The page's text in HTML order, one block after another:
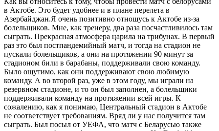
в Актобе. Это будет удобнее и в плане перелета в
Азербайджан.Я очень позитивно отношусь к Актобе из-за
болельщиков. Мне, как тренеру, два раза посчастливилось там
сыграть. Прекрасная атмосфера царила на трибунах. В первый
раз это был постпандемийный матч, и тогда на стадион не
пускали болельщиков, а они на протяжении 90 минут за
стадионом били в барабаны, поддерживали свою команду.
Было ощутимо, как они поддерживают свою любимую
команду. А во второй раз, уже в этом году, мы играли на
резервном стадионе, и то он был заполнен, а болельщики
поддерживали команду на протяжении всей игры. К
сожалению, как я понимаю, Центральный стадион в Актобе
не соответствует требованиям. Вряд ли у нас получится там
сыграть. Был посыл от УЕФА, что матч с Беларусью также